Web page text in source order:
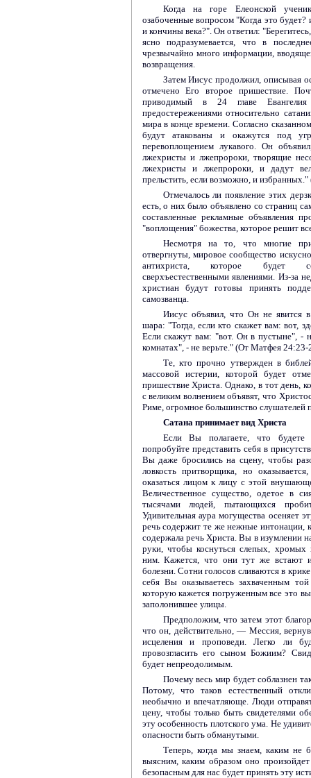
Когда на горе Елеонской
озабоченные вопросом "Когда это будет?
и кончины века?". Он ответил:
ясно подразумевается, что в
чрезвычайно много информации,
возвращения.
Затем Иисус продолжил, описывая
отмечено Его второе пришествие.
приводимый в 24 главе
предостережениями относительно
мира в конце времени. Согласно
будут атакованы и окажутся под
перевоплощением лукавого. Он
лжехристы и лжепророки, творящие
лжехристы и лжепророки, и дадут
прельстить, если возможно, и
Отмечалось ли появление этих
есть, о них было объявлено со страниц
составленные рекламные объявления
"воплощения" божества, которое решит
Несмотря на то, что многие
отвергнуты, мировое сообщество
антихриста, которое будет
сверхъестественными явлениями. Из-за
христиан будут готовы принять
самозванца.
Иисус объявил, что Он не явится
шара: "Тогда, если кто скажет вам: вот,
Если скажут вам: "вот. Он в пустыне", -
комнатах", - не верьте." (От Матфея 24:23-
Те, кто прочно утвержден в
массовой истерии, которой будет
пришествие Христа. Однако, в тот день,
с великим волнением объявят, что
Риме, огромное большинство слушателей
Сатана принимает вид Христа
Если Вы полагаете, что
попробуйте представить себя в
Вы даже бросились на сцену, чтобы
ловкость притворщика, но
оказаться лицом к лицу с этой
Величественное существо, одетое в
тысячами людей, пытающихся
Удивительная аура могущества осеняет
речь содержит те же нежные интонации,
содержала речь Христа. Вы в изумлении
руки, чтобы коснуться слепых,
ним. Кажется, что они тут же встают
болезни. Сотни голосов сливаются в
себя Вы оказываетесь захваченным
которую кажется погруженным все это
заполонившее улицы.
Предположим, что затем этот
что он, действительно, — Мессия,
исцеления и проповеди. Легко ли
провозгласить его сыном Божиим?
будет непреодолимым.
Почему весь мир будет соблазнен
Потому, что таков естественный
необычно и впечатляюще. Люди
цену, чтобы только быть свидетелями
эту особенность плотского ума. Не
опасности быть обманутыми.
Теперь, когда мы знаем, каким не
выясним, каким образом оно
безопасным для нас будет принять эту